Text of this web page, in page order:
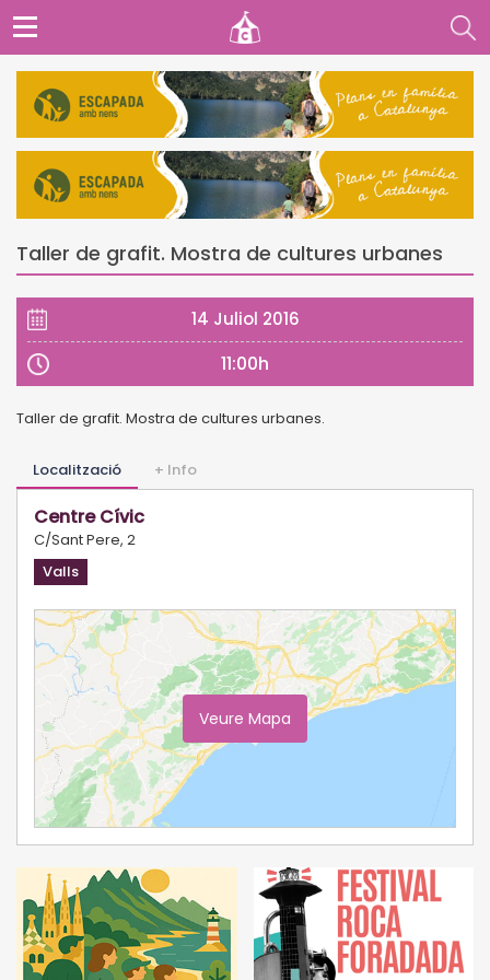
Taller de grafit. Mostra de cultures urbanes
14 Juliol 2016
11:00h
Taller de grafit. Mostra de cultures urbanes.
Localització + Info
Centre Cívic
C/Sant Pere, 2
Valls
Veure Mapa